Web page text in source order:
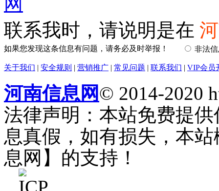
联系我时，请说明是在
如果您发现这条信息有问题，请务必及时举报！ 非法
关于我们 | 安全规则 | 营销推广 | 常见问题 | 联系我们 | VIP会员
河南信息网© 2014-2020
法律声明：本站免费提
息真假，如有损失，本
息网】的支持！